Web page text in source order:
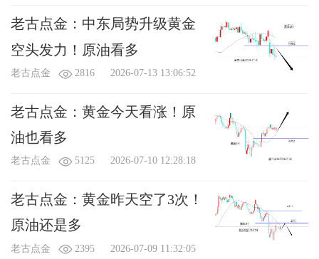
附言：（不超过100 字）
可用金币：
老古点金：中东局势升级黄金
空头发力！原油看多
老古点金 2816 2026-07-13 13:06:52
老古点金：黄金今天看涨！原
油也看多
老古点金 5125 2026-07-10 12:28:18
老古点金：黄金昨天空了3次！
原油还是多
老古点金 2395 2026-07-09 11:32:05